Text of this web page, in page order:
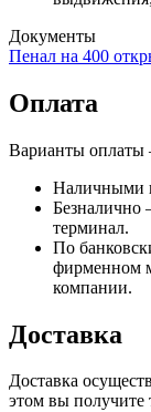
Документы
Пенал на 400
Оплата
Варианты оплаты
Наличными
Безналично
терминал.
По
фирменном
компании.
Доставка
Доставка
этом вы получите